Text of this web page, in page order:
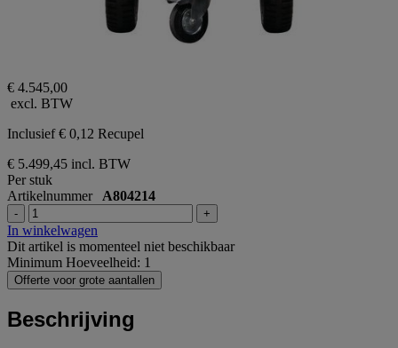
€ 4.545,00
excl. BTW
Inclusief € 0,12 Recupel
€ 5.499,45 incl. BTW
Per stuk
Artikelnummer A804214
- +
In winkelwagen
Dit artikel is momenteel niet beschikbaar
Minimum Hoeveelheid: 1
Offerte voor grote aantallen
Beschrijving